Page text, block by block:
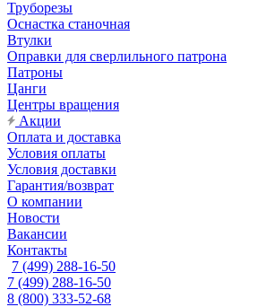
Труборезы
Оснастка станочная
Втулки
Оправки для сверлильного патрона
Патроны
Цанги
Центры вращения
Акции
Оплата и доставка
Условия оплаты
Условия доставки
Гарантия/возврат
О компании
Новости
Вакансии
Контакты
7 (499) 288-16-50
7 (499) 288-16-50
8 (800) 333-52-68